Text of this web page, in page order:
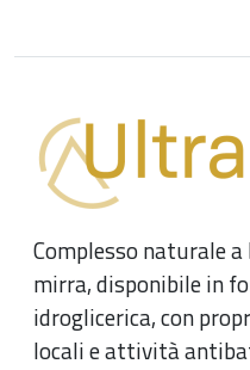
Complesso naturale
mirra, disponibile in
idroglicerica, con
locali e attività